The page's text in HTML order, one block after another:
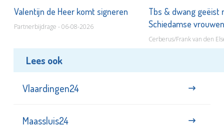
Valentijn de Heer komt signeren
Partnerbijdrage - 06-08-2026
Tbs & dwang geëist
Schiedamse
Cerberus/Frank van den
Lees ook
Vlaardingen24
Maassluis24